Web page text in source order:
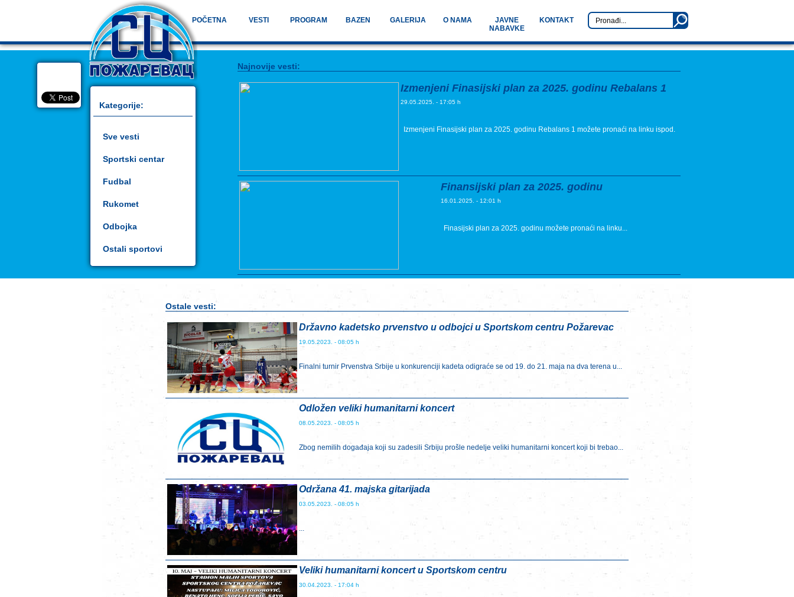
POČETNA VESTI PROGRAM BAZEN GALERIJA O NAMA
JAVNE
NABAVKE
KONTAKT
Kategorije:
Sve vesti
Sportski centar
Fudbal
Rukomet
Odbojka
Ostali sportovi
Najnovije vesti:
Izmenjeni Finasijski plan za 2025. godinu Rebalans 1
29.05.2025. - 17:05 h
Izmenjeni Finasijski plan za 2025. godinu Rebalans 1 možete pronaći na linku ispod.
Finansijski plan za 2025. godinu
16.01.2025. - 12:01 h
Finasijski plan za 2025. godinu možete pronaći na linku...
Ostale vesti:
Državno kadetsko prvenstvo u odbojci u Sportskom centru Požarevac
19.05.2023. - 08:05 h
Finalni turnir Prvenstva Srbije u konkurenciji kadeta odigraće se od 19. do 21. maja na dva terena u...
Odložen veliki humanitarni koncert
08.05.2023. - 08:05 h
Zbog nemilih događaja koji su zadesili Srbiju prošle nedelje veliki humanitarni koncert koji bi trebao...
Održana 41. majska gitarijada
03.05.2023. - 08:05 h
Veliki humanitarni koncert u Sportskom centru
30.04.2023. - 17:04 h